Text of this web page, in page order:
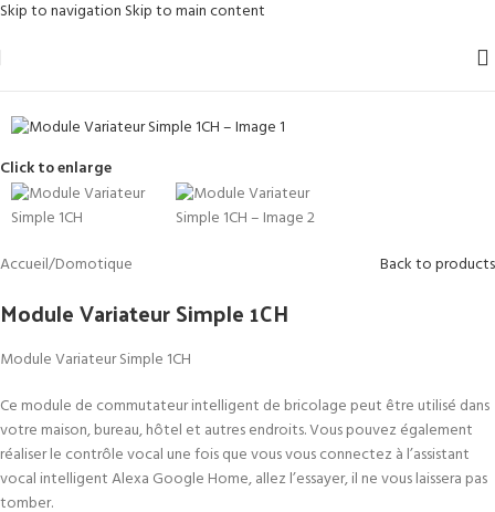
Skip to navigation Skip to main content
Click to enlarge
Accueil/Domotique Back to products
Module Variateur Simple 1CH
Module Variateur Simple 1CH
Ce module de commutateur intelligent de bricolage peut être utilisé dans
votre maison, bureau, hôtel et autres endroits. Vous pouvez également
réaliser le contrôle vocal une fois que vous vous connectez à l’assistant
vocal intelligent Alexa Google Home, allez l’essayer, il ne vous laissera pas
tomber.